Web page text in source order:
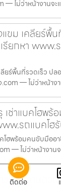
— ไม่ว่าหน้างานจ
ขม เคลียร์พื้น
ยกหา www.
ยร์พื้นที่รวดเร็ว ปล
.com — ไม่ว่าหน้าง
ช่าแบคโฮพ
รถแบคโฮ
โฮพร้อมคนขับมืออ
— ไม่ว่าหน้างาน
ะบัง งานด่วน
ติดต่อ